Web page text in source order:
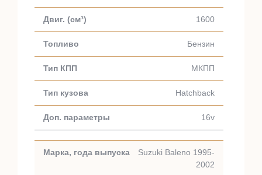
1600
Бензин
МКПП
Hatchback
16v
Suzuki Baleno 1995-
2002